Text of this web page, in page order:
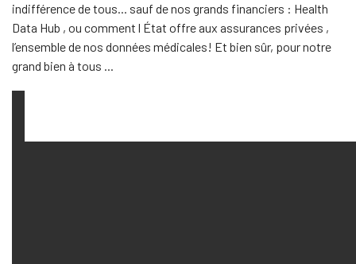
indifférence de tous... sauf de nos grands financiers : Health
Data Hub , ou comment l État offre aux assurances privées ,
l’ensemble de nos données médicales! Et bien sûr, pour notre
grand bien à tous ...